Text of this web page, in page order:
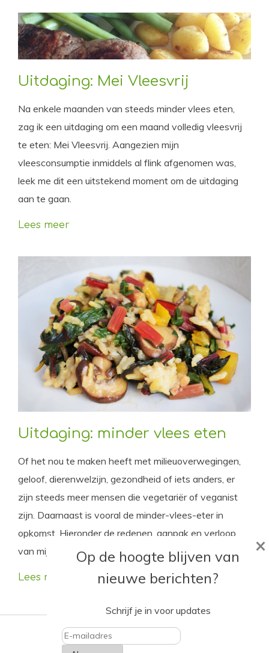
Uitdaging: Mei Vleesvrij
Na enkele maanden van steeds minder vlees eten,
zag ik een uitdaging om een maand volledig vleesvrij
te eten: Mei Vleesvrij. Aangezien mijn
vleesconsumptie inmiddels al flink afgenomen was,
leek me dit een uitstekend moment om de uitdaging
aan te gaan.
Lees meer
Uitdaging: minder vlees eten
Of het nou te maken heeft met milieuoverwegingen,
geloof, dierenwelzijn, gezondheid of iets anders, er
zijn steeds meer mensen die vegetariër of veganist
zijn. Daarnaast is vooral de minder-vlees-eter in
opkomst. Hieronder de redenen, aanpak en verloop
van mijn eigen ervaringen van het minder vlees eten.
Lees meer
Op de hoogte blijven van
nieuwe berichten?
Schrijf je in voor updates
×